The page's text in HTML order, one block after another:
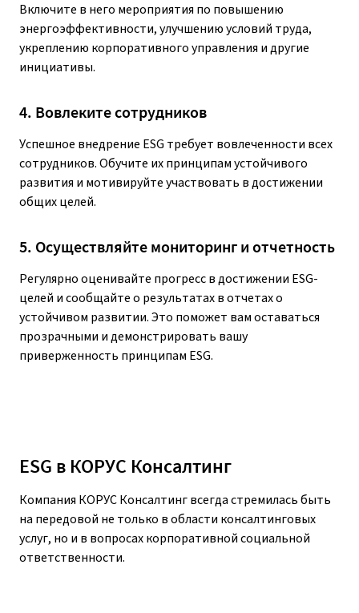
Включите в него мероприятия по повышению
энергоэффективности, улучшению условий труда,
укреплению корпоративного управления и другие
инициативы.
4. Вовлеките сотрудников
Успешное внедрение ESG требует вовлеченности всех
сотрудников. Обучите их принципам устойчивого
развития и мотивируйте участвовать в достижении
общих целей.
5. Осуществляйте мониторинг и отчетность
Регулярно оценивайте прогресс в достижении ESG-
целей и сообщайте о результатах в отчетах о
устойчивом развитии. Это поможет вам оставаться
прозрачными и демонстрировать вашу
приверженность принципам ESG.
ESG в КОРУС Консалтинг
Компания КОРУС Консалтинг всегда стремилась быть
на передовой не только в области консалтинговых
услуг, но и в вопросах корпоративной социальной
ответственности.